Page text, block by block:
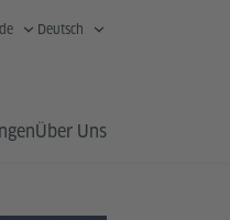
Deutsch
Über Uns